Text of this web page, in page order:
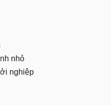
nhỏ
nghiệp